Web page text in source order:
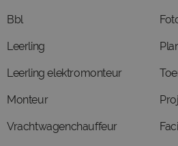
Bbl
Leerling
Leerling elektromonteur
Monteur
Vrachtwagenchauffeur